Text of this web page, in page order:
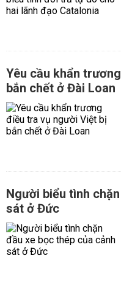
Yêu cầu khẩn
bắn chết ở Đài Loan
Người biểu tình
sát ở Đức